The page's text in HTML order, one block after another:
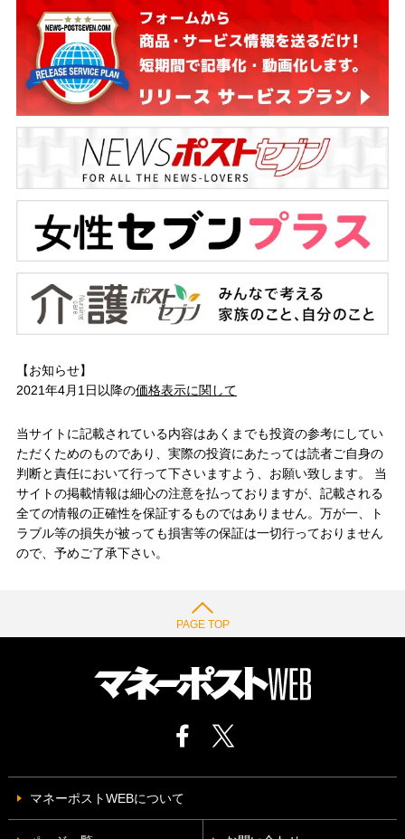
【お知らせ】
2021年4月1日以降の価格表示に関して
当サイトに記載されている内容はあくまでも投資の参考にしてい
ただくためのものであり、実際の投資にあたっては読者ご自身の
判断と責任において行って下さいますよう、お願い致します。 当
サイトの掲載情報は細心の注意を払っておりますが、記載される
全ての情報の正確性を保証するものではありません。万が一、ト
ラブル等の損失が被っても損害等の保証は一切行っておりません
ので、予めご了承下さい。
PAGE TOP
マネーポストWEBについて